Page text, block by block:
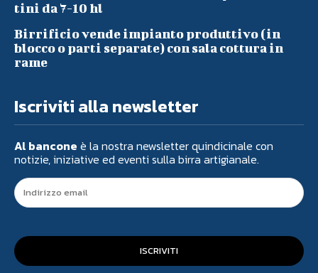
tini da 7-10 hl
Birrificio vende impianto produttivo (in
blocco o parti separate) con sala cottura in
rame
Iscriviti alla newsletter
Al bancone è la nostra newsletter quindicinale con
notizie, iniziative ed eventi sulla birra artigianale.
ISCRIVITI